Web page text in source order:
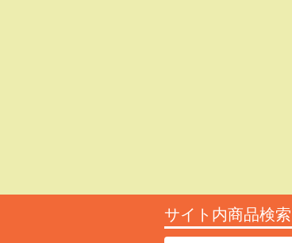
サイト内商品検索